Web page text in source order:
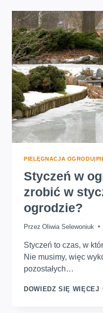
4
PIELĘGNACJA OGRODU|
Styczeń w
zrobić w
ogrodzie?
Przez Oliwia Selewoniuk
Styczeń to czas, w
Nie musimy, więc
pozostałych…
DOWIEDZ SIĘ WIĘCEJ